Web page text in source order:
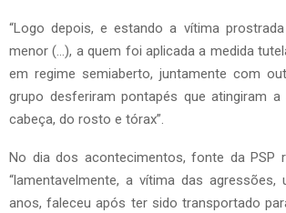
“Logo depois, e estando a vítima
menor (…), a quem foi aplicada a medida
em regime semiaberto, juntamente com
grupo desferiram pontapés que atingiram
cabeça, do rosto e tórax”.
No dia dos acontecimentos, fonte da PSP
“lamentavelmente, a vítima das
anos, faleceu após ter sido transportado